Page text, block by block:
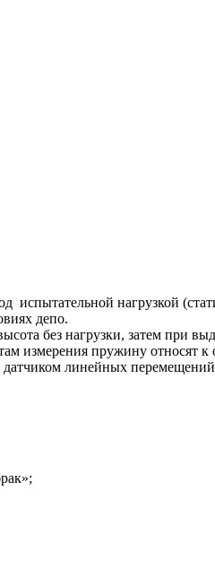
нагрузкой
депо.
без нагрузки, затем при
измерения пружину относят
линейных